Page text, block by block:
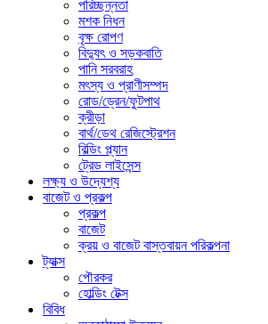
পরিচ্ছন্নতা
মশক নিধন
বৃক্ষ রোপণ
বিদ্যুৎ ও সড়কবাতি
পানি সরবরাহ
মৎস্য ও প্রাণীসম্পদ
রোড/ড্রেন/ফুটপাথ
ক্রীড়া
বার্থ/ডেথ রেজিস্ট্রেশন
বিল্ডিং প্ল্যান
ট্রেড লাইসেন্স
লক্ষ্য ও উদ্যেশ্য
বাজেট ও প্রকল্প
প্রকল্প
বাজেট
ক্রয় ও বাজেট বাস্তবায়ন পরিকল্পনা
ট্যাক্স
পৌরকর
হোল্ডিং টেক্স
বিবিধ